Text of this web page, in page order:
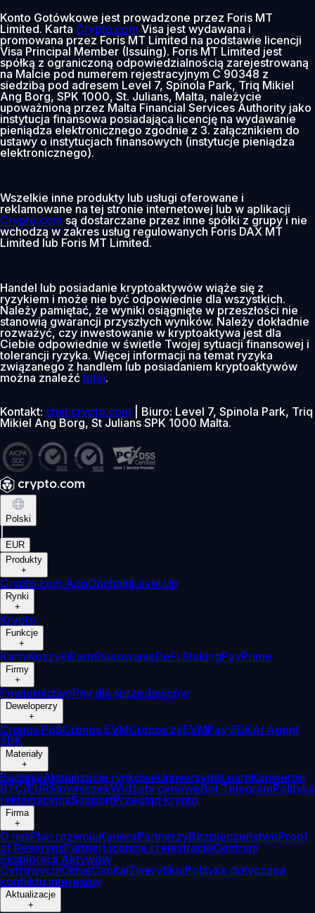
Konto Gotówkowe jest prowadzone przez Foris MT
Limited. Karta Crypto.com Visa jest wydawana i
promowana przez Foris MT Limited na podstawie licencji
Visa Principal Member (Issuing). Foris MT Limited jest
spółką z ograniczoną odpowiedzialnością zarejestrowaną
na Malcie pod numerem rejestracyjnym C 90348 z
siedzibą pod adresem Level 7, Spinola Park, Triq Mikiel
Ang Borg, SPK 1000, St. Julians, Malta, należycie
upoważnioną przez Malta Financial Services Authority jako
instytucja finansowa posiadająca licencję na wydawanie
pieniądza elektronicznego zgodnie z 3. załącznikiem do
ustawy o instytucjach finansowych (instytucje pieniądza
elektronicznego).
Wszelkie inne produkty lub usługi oferowane i
reklamowane na tej stronie internetowej lub w aplikacji
Crypto.com są dostarczane przez inne spółki z grupy i nie
wchodzą w zakres usług regulowanych Foris DAX MT
Limited lub Foris MT Limited.
Handel lub posiadanie kryptoaktywów wiąże się z
ryzykiem i może nie być odpowiednie dla wszystkich.
Należy pamiętać, że wyniki osiągnięte w przeszłości nie
stanowią gwarancji przyszłych wyników. Należy dokładnie
rozważyć, czy inwestowanie w kryptoaktywa jest dla
Ciebie odpowiednie w świetle Twojej sytuacji finansowej i
tolerancji ryzyka. Więcej informacji na temat ryzyka
związanego z handlem lub posiadaniem kryptoaktywów
można znaleźćtutaj.
Kontakt: chat.crypto.com | Biuro: Level 7, Spinola Park, Triq
Mikiel Ang Borg, St Julians SPK 1000 Malta.
Polski
EUR
Produkty
+
Crypto.com AppOnchainLevel Up
Rynki
+
Krypto
Funkcje
+
KartyKoszykiEarnStakowanieDeFi StakingPayPrime
Firmy
+
PowiernictwoPay dla sprzedawców
Deweloperzy
+
Cronos PoSCronos EVMCronos zkEVMPay SDKAI Agent
SDK
Materiały
+
BadaniaAktualizacje rynkoweUniwersytetLearnKonwerter
BTC/EURSłowniczekWidżety cenoweBot TelegramPolityka
reklamacyjnaSupportPrzegląd krypto
Firma
+
O nasPlan rozwojuKarieraPartnerzyBezpieczeństwoProof
of ReservesPartnerLicencje i rejestracjeCentrum
Eksploracji Aktywów
CyfrowychKlimatCapitalZweryfikujPolityka dotycząca
konfliktu interesów
Aktualizacje
+